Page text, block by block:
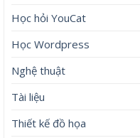
Học hỏi YouCat
Học Wordpress
Nghệ thuật
Tài liệu
Thiết kế đồ họa